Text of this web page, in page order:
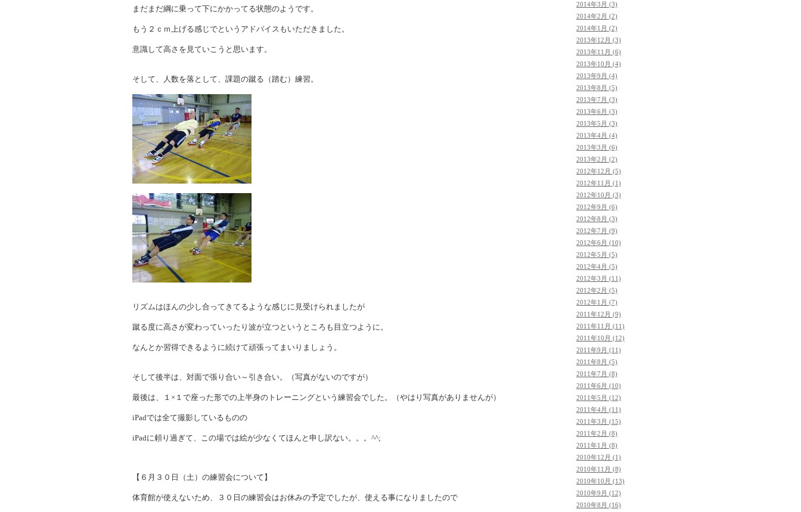
まだまだ綱に乗って下にかかってる状態のようです。
もう２ｃｍ上げる感じでというアドバイスもいただきました。
意識して高さを見ていこうと思います。
そして、人数を落として、課題の蹴る（踏む）練習。
リズムはほんの少し合ってきてるような感じに見受けられましたが
蹴る度に高さが変わっていったり波が立つというところも目立つように。
なんとか習得できるように続けて頑張ってまいりましょう。
そして後半は、対面で張り合い～引き合い。（写真がないのですが）
最後は、１×１で座った形での上半身のトレーニングという練習会でした。（やはり写真がありませんが）
iPadでは全て撮影しているものの
iPadに頼り過ぎて、この場では絵が少なくてほんと申し訳ない。。。^^;
【６月３０日（土）の練習会について】
体育館が使えないため、３０日の練習会はお休みの予定でしたが、使える事になりましたので
2014年3月 (3)
2014年2月 (2)
2014年1月 (2)
2013年12月 (3)
2013年11月 (6)
2013年10月 (4)
2013年9月 (4)
2013年8月 (5)
2013年7月 (3)
2013年6月 (3)
2013年5月 (3)
2013年4月 (4)
2013年3月 (6)
2013年2月 (2)
2012年12月 (5)
2012年11月 (1)
2012年10月 (3)
2012年9月 (6)
2012年8月 (3)
2012年7月 (9)
2012年6月 (10)
2012年5月 (5)
2012年4月 (5)
2012年3月 (11)
2012年2月 (5)
2012年1月 (7)
2011年12月 (9)
2011年11月 (11)
2011年10月 (12)
2011年9月 (11)
2011年8月 (5)
2011年7月 (8)
2011年6月 (10)
2011年5月 (12)
2011年4月 (11)
2011年3月 (15)
2011年2月 (8)
2011年1月 (8)
2010年12月 (1)
2010年11月 (8)
2010年10月 (13)
2010年9月 (12)
2010年8月 (16)